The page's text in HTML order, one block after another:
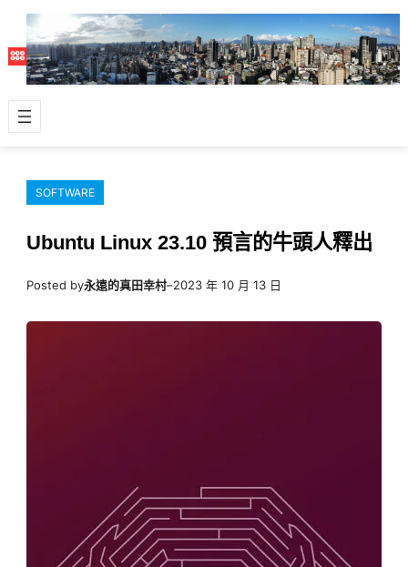
主
容
SOFTWARE
Ubuntu Linux 23.10 預言的牛頭人釋出
Posted by永遠的真田幸村–2023 年 10 月 13 日